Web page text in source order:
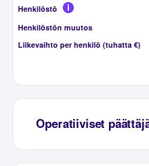
Henkilöstö
Henkilöstön muutos
Liikevaihto per henkilö (tuhatta €)
Operatiiviset